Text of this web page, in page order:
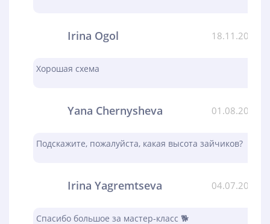
Irina Ogol 18.11.2023
Хорошая схема
Yana Chernysheva 01.08.2023
Подскажите, пожалуйста, какая высота зайчиков?
Irina Yagremtseva 04.07.2023
Спасибо большое за мастер-класс 🐕